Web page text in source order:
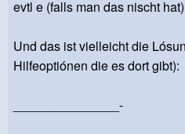
evtl e (falls man das nischt
Und das ist vielleicht die
Hilfeoptiónen die es dort gibt):
_______________-